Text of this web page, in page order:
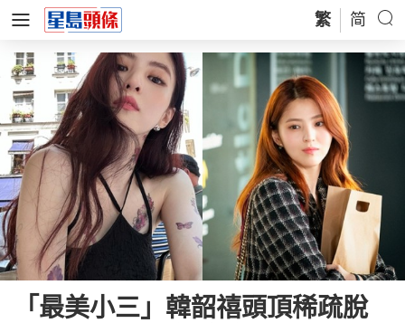
繁 简
「最美小三」韓韶禧頭頂稀疏脫